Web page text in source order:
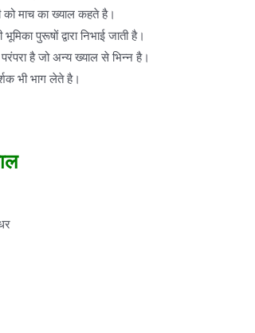
को माच का ख्याल कहते है।
पुरूषों द्वारा निभाई जाती है।
है जो अन्य ख्याल से भिन्न है।
भी भाग लेते है।